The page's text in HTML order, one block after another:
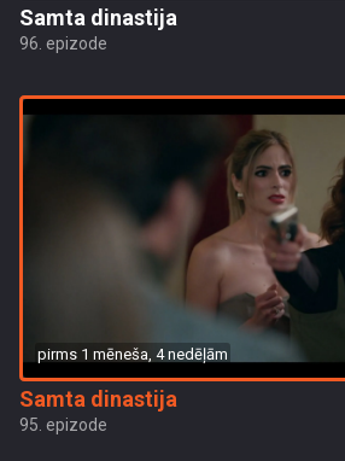
Samta dinastija
96. epizode
pirms 1 mēneša, 4 nedēļām
Samta dinastija
95. epizode